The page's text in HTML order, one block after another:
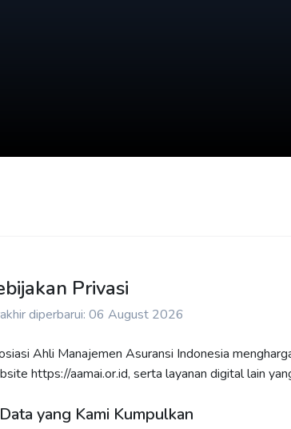
Privasi
diperbarui: 06 August 2026
Ahli Manajemen Asuransi Indonesia
https://aamai.or.id, serta layanan digital lain
yang Kami Kumpulkan